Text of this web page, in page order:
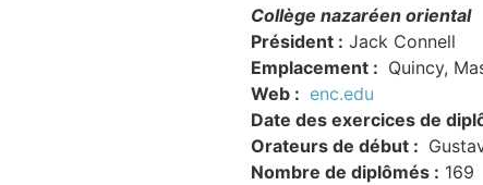
Collège nazaréen oriental
Président : Jack Connell
Emplacement : Quincy,
Web : enc.edu
Date des exercices de
Orateurs de début :
Nombre de diplômés : 169